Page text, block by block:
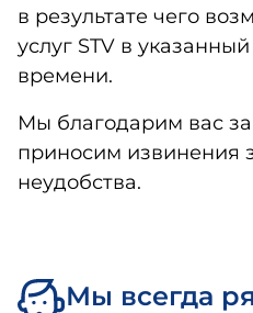
в результате чего
услуг STV в
времени.
Мы благодарим вас
приносим извинения
неудобства.
Мы всегда